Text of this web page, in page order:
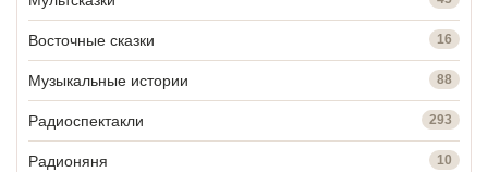
Восточные сказки 16
Музыкальные истории 88
Радиоспектакли 293
Радионяня 10